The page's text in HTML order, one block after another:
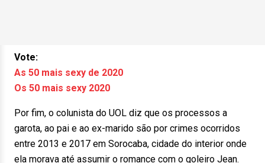
Vote:
As 50 mais sexy de 2020
Os 50 mais sexy 2020
Por fim, o colunista do UOL diz que os processos a
garota, ao pai e ao ex-marido são por crimes ocorridos
entre 2013 e 2017 em Sorocaba, cidade do interior onde
ela morava até assumir o romance com o goleiro Jean.